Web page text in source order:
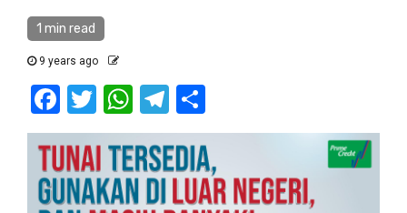
1 min read
9 years ago
Facebook
Twitter
WhatsApp
Telegram